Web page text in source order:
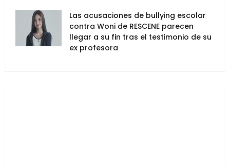
Las acusaciones de bullying escolar
contra Woni de RESCENE parecen
llegar a su fin tras el testimonio de su
ex profesora